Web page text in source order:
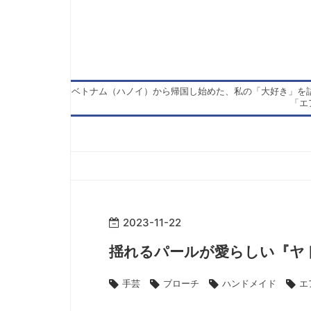
ベトナム（ハノイ）から帰国し始めた、私の「大好き」
「
2023-11-22
揺れるパールが愛らしい『
手芸 ブローチ ハンドメイド エ